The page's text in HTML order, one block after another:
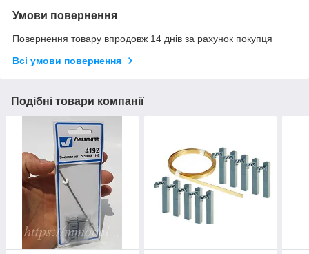
Умови повернення
Повернення товару впродовж 14 днів за рахунок покупця
Всі умови повернення
Подібні товари компанії